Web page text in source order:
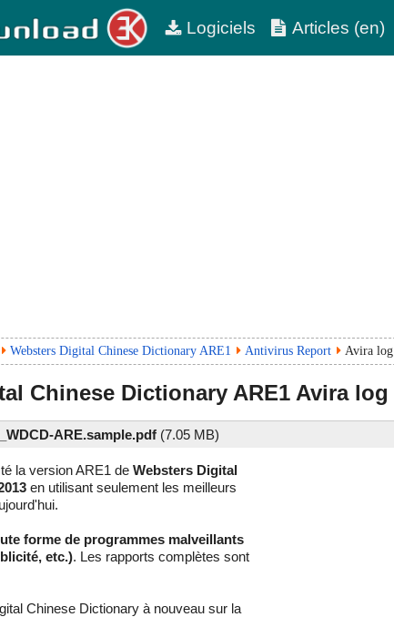
Logiciels Articles (en)
Websters Digital Chinese Dictionary ARE1 Antivirus Report Avira log
Chinese Dictionary ARE1 Avira log
ARE.sample.pdf (7.05 MB)
la version ARE1 de Websters Digital
en utilisant seulement les meilleurs
forme de programmes malveillants
etc.). Les rapports complètes sont
Chinese Dictionary à nouveau sur la